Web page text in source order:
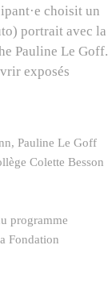
choisit un
portrait avec la
Pauline Le Goff.
exposés
Pauline Le Goff
Colette Besson
programme
Fondation